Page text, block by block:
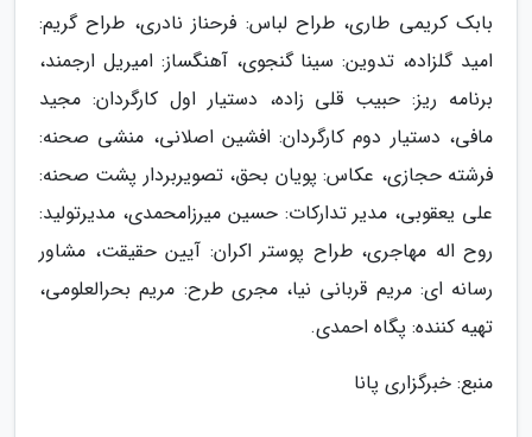
بابک کریمی طاری، طراح لباس: فرحناز نادری، طراح گریم:
امید گلزاده، تدوین: سینا گنجوی، آهنگساز: امیریل ارجمند،
برنامه ریز: حبیب قلی زاده، دستیار اول کارگردان: مجید
مافی، دستیار دوم کارگردان: افشین اصلانی، منشی صحنه:
فرشته حجازی، عکاس: پویان بحق، تصویربردار پشت صحنه:
علی یعقوبی، مدیر تدارکات: حسین میرزامحمدی، مدیرتولید:
روح اله مهاجری، طراح پوستر اکران: آیین حقیقت، مشاور
رسانه ای: مریم قربانی نیا، مجری طرح: مریم بحرالعلومی،
تهیه کننده: پگاه احمدی.
منبع: خبرگزاری پانا